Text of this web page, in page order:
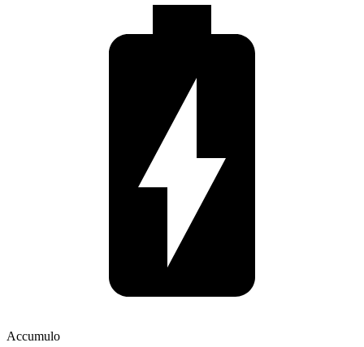
Accumulo